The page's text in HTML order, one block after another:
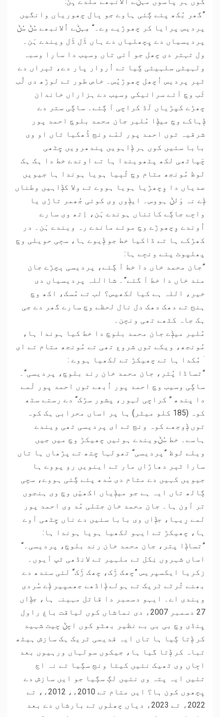
”گھر بُکھ پئے ڳئی ہاوے جو ٻال چھوریاں وانگیں
پردیس پرایا کر چھوڑیے وے۔“ مِہݨے اُلانبھے سُݨ سُݨ
پردیسیاں دے پِچھلیاں دے ہاں ڈَل ڈَل ویندے ہَن۔
ول تہتر دی چھل جو آئی تاں وسیب دا سارا وسبہ
ولہیٹی سلہیٹی ڳیا تے اُروار پار دے، ٹٻراں دے
ٹٻر پردیس اُچھل چھوڑیُس۔ خاص طور تے لوڑھ دی لُب
ٹَب وچ آئے سرائیکی وسیب دے ہزاراں خاندان
چھڑے کپڑیاں لَڈ کراچی آ ڳئے۔ ساڳی ستر دے
ݙہاکے وچ میݙا مُلیر جان محمد بلوچ احمد پور
شرقیہ توں احمد پور لمّے ونڄ ڈُھکیا تاں او وی
بابا سئیں کوں ہر ݙاہویں پندھرویں چِٹھی
چَپاٹھی لکھ پٹھویندا ہا تے اوندے خط دا ہک ہک
لوظ مُونجھ متام وچ ٹُٻیا ہویا ہوندا ہا جیویں
صدیاں دا وِچھڑیا ہویا ہووے تے ولا کݙاہیں وطناں
ݙے نہ وَلݨ ہووس۔ ایݙوں وی کوئی جُھمر تاڑی یا
واڄے جاڳے کائناں ہوندے ہَن، اِتھ وی سارے
اُوندے وِچھوڑے وچ موئے ماندے رہ ویندے ہَن۔ در
کھڑکے ہا تے ڈاکیا خط جو ݙیوے ہا، سڄی حویلی وچ
پھلپوٹ پئے ونڄے ہا:
”جان محمد خاں دا خط آ ڳئے، پردیسی ٻچڑے جان
مند خاں دا خط آ گئے”۔ شااللہ پردیسیاں دی
خیر، اللہ ہے کیا لکھیس؟ لب تے مُسک، اکھ وچ
ہنج تے دھک دھک دل نال لحظے وچ سارے گھر دے جی
ہک جاہ کٹھے تھی ونڄن۔
مُلیر میݙے جان محمد بلوچ دا خط کیا ہوندا ہا،
مُونجھ، ویکے توں شروع تھی تے مُونجھ متام تے ای
ۤ مُکدا ہا تے چھیکڑ تے لکھیا ہووے :
”تساڈا پُتر، جان محمد خان رند بلوچ، پردیسی“۔
ساڳی وسیب وچ احمد پور اُبھے توں احمد پور لَمے
دا پندھ ” کراچی لہور، پشور سڑک“ دے رستے سٹھ
کوہ (185 کلو میٹر) ہا پر اساں محرابی ہک کوہ
توں ݙوجھے کوہ ونڄ تے ای پردیسی تھی ویندے
ہاسے۔ خط سُݨویندے ہوئیں چھیکڑ وچ میں جیں
ویلے لوظ ”پردیسی“ تھولہا چِتھ تے پڑھاں ہا تاں
سارا ٹٻر دھاڑاں مار تے اینویں رو پووے ہا
جیویں کہیں دے متام دی سُدھ پئے ڳئی ہووے، سچی
ڳالھ تاں ایہ ہے جو میݙیاں اکھیّں وچ وی ہنجوں
تر آون ہا۔ جان محمد خان جتلی مُد وی احمد پور
لمے رِیہا، جݙاں وی بابا سئیں دے ناں چِٹھی آوے
ہا، چھیکڑ تے ایہو لکھیا ہویا ہوندا ہا:
”تساݙا پتر، جان محمد خان رند بلوچ، پردیسی۔“
اساں شہروں نِکل تے ملہیر تے لانڈھی ٹپ آیوں۔
زکریا ایکسپریس ”چھک ڑَک، چھک ڑَک“ لئی سندھ دے
بھنے تُرٹے ٹریک تے ہولے ݙاڈھے جھمپیر ݙے سُردی
ویندی اے۔ ایہو دسمبر دا قاتل مہینہ ہا، جݙاں
27 دسمبر 2007ء دی نماشاں کوں لیاقت باغ راول
پِنڈی وچ بی بی بے نظیر بھٹو کوں اچݨ چیت شہید
کر ݙتا ڳیا ہا تاں ایہ قدیمی ٹریک ہک سازش ہیٹھ
تباہ کر ݙتا گیا ہا، جیکوں سولہاں ورہیوں بعد
اڄاں وی ٹھیک نئیں کیتا ونڄ سڳیا تے نہ اڄ
تئیں ایہ پتہ وی نئیں لڳ سڳیا جو ایں سازش دے
پِچھوں کون ہا؟ ایں متام تے 2010ء، 2012ء، تے
2022ء تے 2023ء دیاں چھلوں تے بارشاں دے بعد